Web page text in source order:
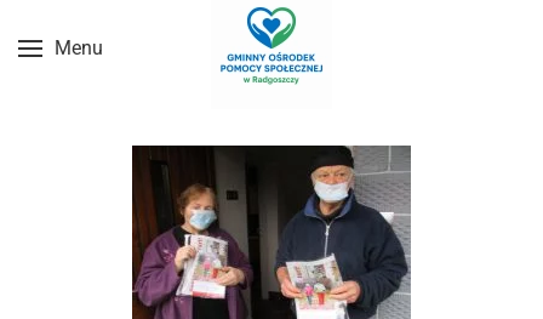
Przejdź do treści głównej
Menu